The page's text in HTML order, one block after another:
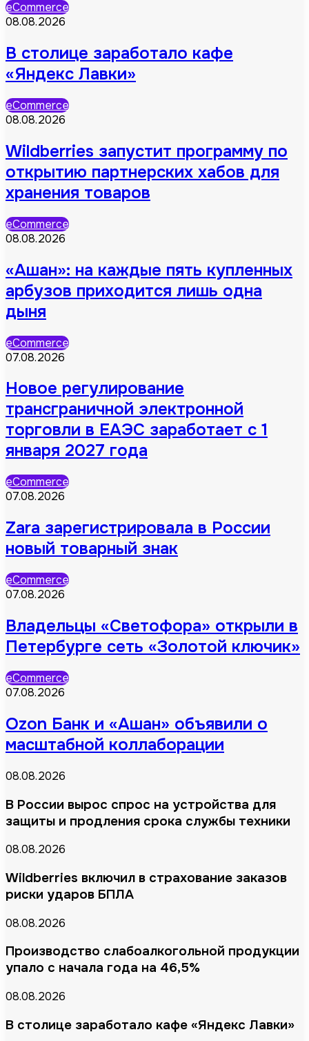
eCommerce
08.08.2026
В столице заработало кафе
«Яндекс Лавки»
eCommerce
08.08.2026
Wildberries запустит программу по
открытию партнерских хабов для
хранения товаров
eCommerce
08.08.2026
«Ашан»: на каждые пять купленных
арбузов приходится лишь одна
дыня
eCommerce
07.08.2026
Новое регулирование
трансграничной электронной
торговли в ЕАЭС заработает с 1
января 2027 года
eCommerce
07.08.2026
Zara зарегистрировала в России
новый товарный знак
eCommerce
07.08.2026
Владельцы «Светофора» открыли в
Петербурге сеть «Золотой ключик»
eCommerce
07.08.2026
Ozon Банк и «Ашан» объявили о
масштабной коллаборации
08.08.2026
В России вырос спрос на устройства для
защиты и продления срока службы техники
08.08.2026
Wildberries включил в страхование заказов
риски ударов БПЛА
08.08.2026
Производство слабоалкогольной продукции
упало с начала года на 46,5%
08.08.2026
В столице заработало кафе «Яндекс Лавки»